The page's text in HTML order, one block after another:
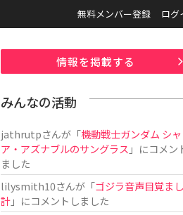
無料メンバー登録 ログ
情報を掲載する
みんなの活動
jathrutpさんが「機動戦士ガンダム シャ
ア・アズナブルのサングラス 」にコメン
ました
lilysmith10さんが「ゴジラ音声目覚ま
計」にコメントしました